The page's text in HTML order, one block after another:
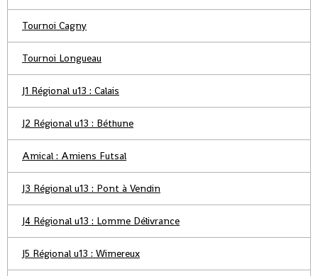
Tournoi Cagny
Tournoi Longueau
J1 Régional u13 : Calais
J2 Régional u13 : Béthune
Amical : Amiens Futsal
J3 Régional u13 : Pont à Vendin
J4 Régional u13 : Lomme Délivrance
J5 Régional u13 : Wimereux